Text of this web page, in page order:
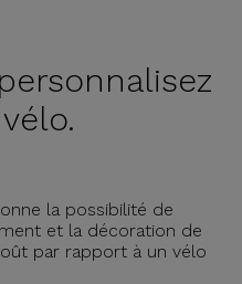
personnalisez
la possibilité de
et la décoration de
par rapport à un vélo